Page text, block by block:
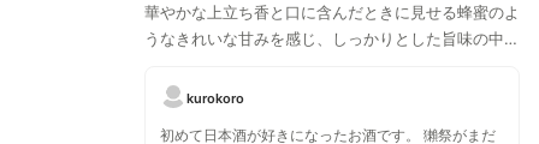
華やかな上立ち香と口に含んだときに見せる蜂蜜のよ
うなきれいな甘みを感じ、しっかりとした旨味の中に
kurokoro
初めて日本酒が好きになったお酒です。 獺祭がまだ